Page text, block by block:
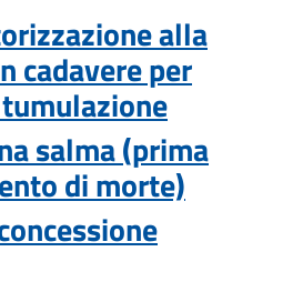
alla
cadavere per
salma (prima
di morte)